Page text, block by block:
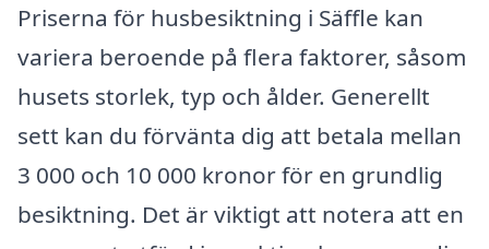
Priserna för husbesiktning i Säffle kan
variera beroende på flera faktorer, såsom
husets storlek, typ och ålder. Generellt
sett kan du förvänta dig att betala mellan
3 000 och 10 000 kronor för en grundlig
besiktning. Det är viktigt att notera att en